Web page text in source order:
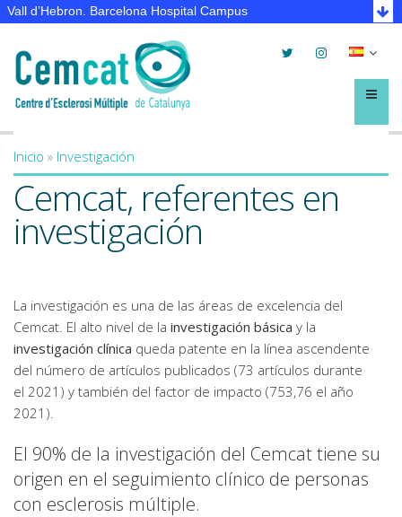
Vall d’Hebron. Barcelona Hospital Campus
TwitterInstagram
Menú
You are here
Inicio » Investigación
Cemcat, referentes en
investigación
La investigación es una de las áreas de excelencia del
Cemcat. El alto nivel de la investigación básica y la
investigación clínica queda patente en la línea ascendente
del número de artículos publicados (73 artículos durante
el 2021)​ y también del factor de impacto (753,76 el año
2021).
El 90% de la investigación del Cemcat tiene su
origen en el seguimiento clínico de personas
con esclerosis múltiple.